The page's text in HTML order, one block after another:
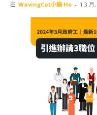
由 WavingCat小編 Ho - 1 3 月